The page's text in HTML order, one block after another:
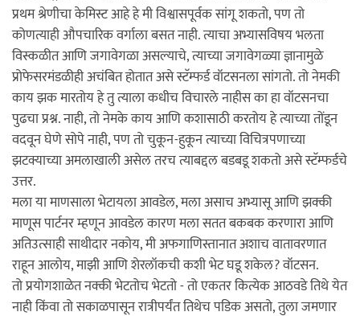
प्रथम श्रेणीचा केमिस्ट आहे हे मी विश्वासपूर्वक सांगू शकतो, पण तो
कोणत्याही औपचारिक वर्गाला बसत नाही. त्याचा अभ्यासविषय भलता
विस्कळीत आणि जगावेगळा असल्याचे, त्याच्या जगावेगळ्या ज्ञानामुळे
प्रोफेसरमंडळीही अचंबित होतात असे स्टॅम्फर्ड वॉटसनला सांगतो. तो नेमकी
काय झक मारतोय हे तु त्याला कधीच विचारले नाहीस का हा वॉटसनचा
पुढचा प्रश्न. नाही, तो नेमके काय आणि कशासाठी करतोय हे त्याच्या तोंडून
वदवून घेणे सोपे नाही, पण तो चुकून-हुकून त्याच्या विचित्रपणाच्या
झटक्याच्या अमलाखाली असेल तरच त्याबद्दल बडबडू शकतो असे स्टॅम्फर्डचे
उत्तर.
मला या माणसाला भेटायला आवडेल, मला असाच अभ्यासू आणि झक्की
माणूस पार्टनर म्हणून आवडेल कारण मला सतत बकबक करणारा आणि
अतिउत्साही साथीदार नकोय, मी अफगाणिस्तानात अशाच वातावरणात
राहून आलोय, माझी आणि शेरलॉकची कशी भेट घडू शकेल? वॉटसन.
तो प्रयोगशाळेत नक्की भेटतोच भेटतो - तो एकतर कित्येक आठवडे तिथे येत
नाही किंवा तो सकाळपासून रात्रीपर्यंत तिथेच पडिक असतो, तुला जमणार